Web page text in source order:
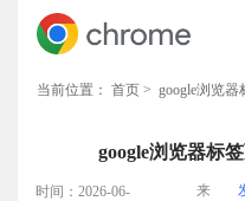
当前位置： 首页 > google浏览器
google浏览器标
时间：2026-06-
来